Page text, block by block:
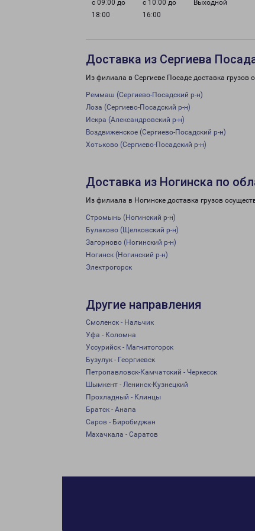
с 09:00 до
18:00
с 10:00 до
16:00
Выходной
Доставка из Сергиева
Из филиала в Сергиеве Посаде доставка грузов
Реммаш (Сергиево-Посадский р-н)
Лоза (Сергиево-Посадский р-н)
Искра (Александровский р-н)
Воздвиженское (Сергиево-Посадский р-н)
Хотьково (Сергиево-Посадский р-н)
Доставка из Ногинска по
Из филиала в Ногинске доставка грузов
Стромынь (Ногинский р-н)
Булаково (Щелковский р-н)
Загорново (Ногинский р-н)
Ногинск (Ногинский р-н)
Электрогорск
Другие направления
Смоленск - Нальчик
Уфа - Коломна
Уссурийск - Магнитогорск
Бузулук - Георгиевск
Петропавловск-Камчатский - Черкесск
Шымкент - Ленинск-Кузнецкий
Прохладный - Клинцы
Братск - Анапа
Саров - Биробиджан
Махачкала - Саратов